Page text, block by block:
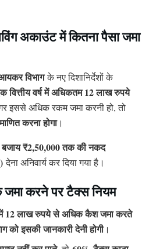
अकाउंट में कितना पैसा जमा
विभागके नए दिशानिर्देशों के
वित्तीय वर्ष में अधिकतम 12 लाख रुपये
इससे अधिक रकम जमा करनी हो, तो
करना होगा।
बजाय ₹2,50,000 तक की नकद
देना अनिवार्य कर दिया गया है।
करने पर टैक्स नियम
में 12 लाख रुपये से अधिक कैश जमा करते
को इसकी जानकारी देनी होगी।